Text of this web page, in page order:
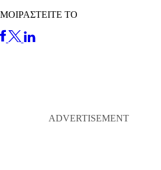
ΜΟΙΡΑΣΤΕΙΤΕ ΤΟ